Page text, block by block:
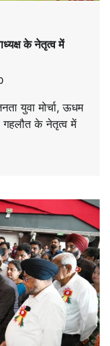
के नेतृत्व में
युवा मोर्चा, ऊधम
गहलौत के नेतृत्व में